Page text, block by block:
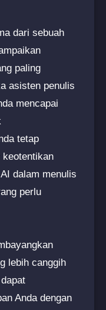
dari sebuah
paling
asisten penulis
mencapai
tetap
keotentikan
dalam menulis
perlu
lebih canggih
Anda dengan